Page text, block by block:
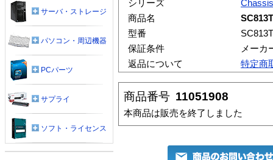
シリーズ
Chassis
商品名
型番
保証条件
メーカ
返品について
特定商
商品番号 11051908
本商品は販売を終了しました
サーバ・ストレージ
パソコン・周辺機器
PCパーツ
サプライ
ソフト・ライセンス